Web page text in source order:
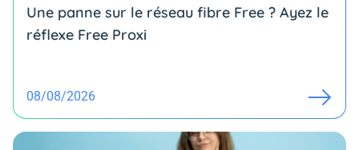
Une panne sur le réseau fibre Free ? Ayez le
réflexe Free Proxi
08/08/2026